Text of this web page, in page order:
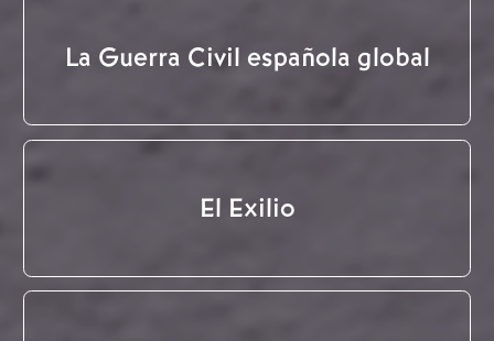
La Guerra Civil española global
El Exilio